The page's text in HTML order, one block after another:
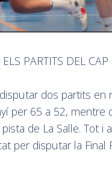
PARTITS DEL
dos partits en
per 65 a 52, mentre
de La Salle. Tot
per disputar la Final